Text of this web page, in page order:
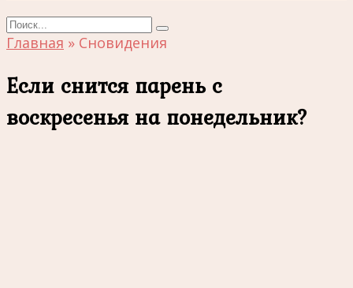
Search
for:
Главная » Сновидения
Если снится парень с
воскресенья на понедельник?